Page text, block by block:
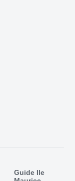
Guide Ile